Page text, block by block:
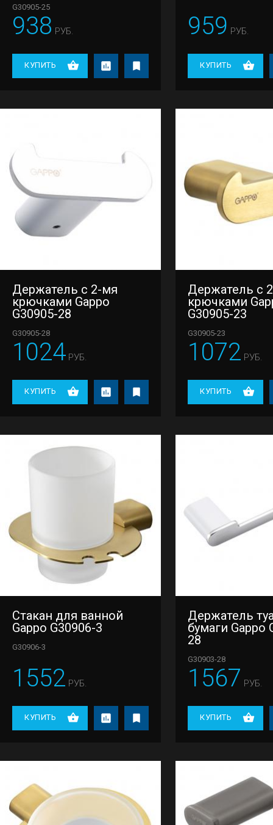
G30905-25
938 РУБ.
КУПИТЬ
959 РУБ.
КУПИТЬ
Держатель с 2-мя
крючками Gappo
G30905-28
G30905-28
1024 РУБ.
КУПИТЬ
Держатель с
крючками
G30905-23
G30905-23
1072 РУБ.
КУПИТЬ
Стакан для ванной
Gappo G30906-3
G30906-3
1552 РУБ.
КУПИТЬ
Держатель
бумаги Gappo
28
G30903-28
1567 РУБ.
КУПИТЬ